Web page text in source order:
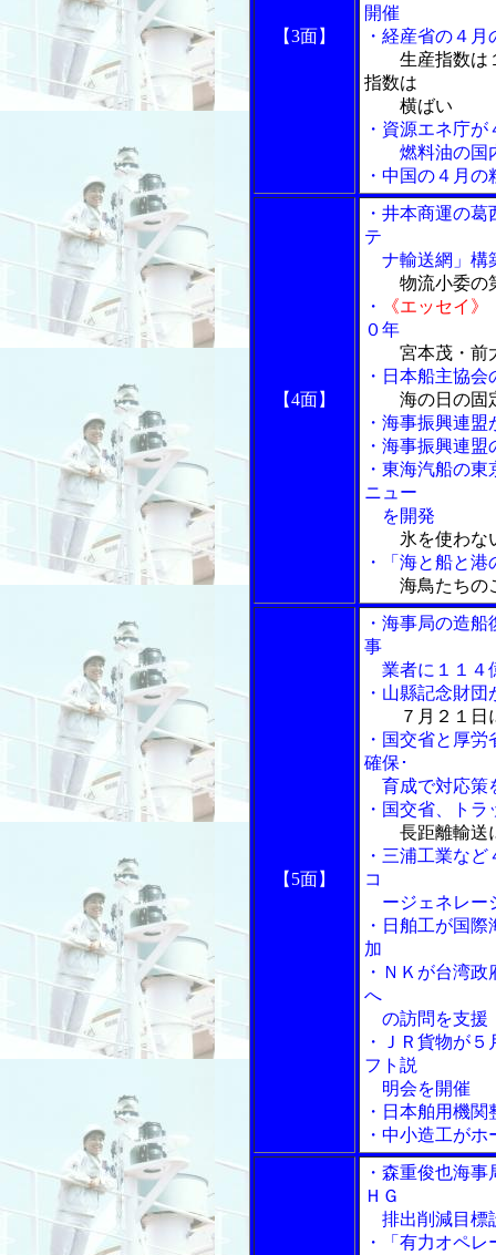
【3面】
開催
・経産省の４
生産指数は
指数は
横ばい
・資源エネ庁
燃料油の国内
・中国の４月
【4面】
・井本商運の
テ
ナ輸送網」構
物流小委の
・
《エッセイ》
０年
宮本茂・前
・日本船主協
海の日の固
・海事振興連
・海事振興連
・東海汽船の
ニュー
を開発
氷を使わな
・「海と船と
海鳥たち
【5面】
・海事局の造
事
業者に１１４
・山縣記念財
７月２１
・国交省と厚
確保･
育成で対応策
・国交省、ト
長距離輸送
・三浦工業な
コ
ージェネレー
・日舶工が国
加
・ＮＫが台湾
へ
の訪問を支援
・ＪＲ貨物が
フト説
明会を開催
・日本舶用機
・中小造工が
・森重俊也海
ＨＧ
排出削減目標
・「有力オペ